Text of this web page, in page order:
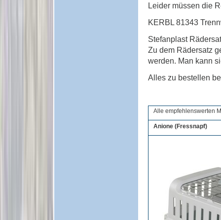
Leider müssen die
KERBL 81343
Stefanplast
Zu dem Rädersatz
werden. Man kann
Alles zu bestellen
Alle empfehlenswerten
Anione (Fressnapf)